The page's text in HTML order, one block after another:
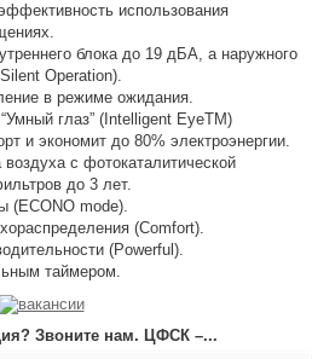
использования
блока до 19 дБА, а наружного
Operation).
в режиме ожидания.
глаз” (Intelligent EyeTM)
и экономит до 80% электроэнергии.
воздуха с фотокаталитической
до 3 лет.
(ECONO mode).
(Comfort).
(Powerful).
таймером.
Звоните нам. ЦФСК –...